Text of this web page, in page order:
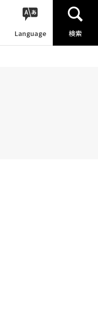
Language 検索